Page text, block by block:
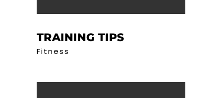
TRAINING TIPS
Fitness